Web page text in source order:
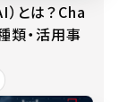
）とは？Cha
類・活用事